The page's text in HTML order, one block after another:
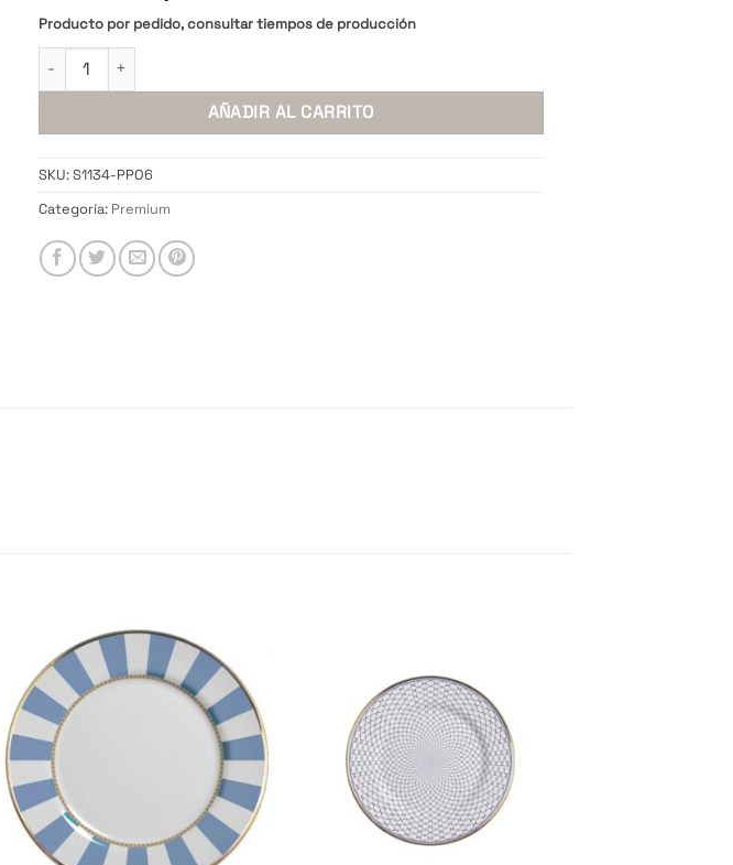
Producto por pedido, consultar tiempos de producción
Plato Postre Blue Stripe Set x 6 pzas. cantidad
AÑADIR AL CARRITO
SKU:S1134-PPO6
Categoría: Premium